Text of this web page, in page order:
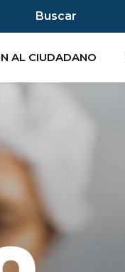
Buscar
AL CIUDADANO